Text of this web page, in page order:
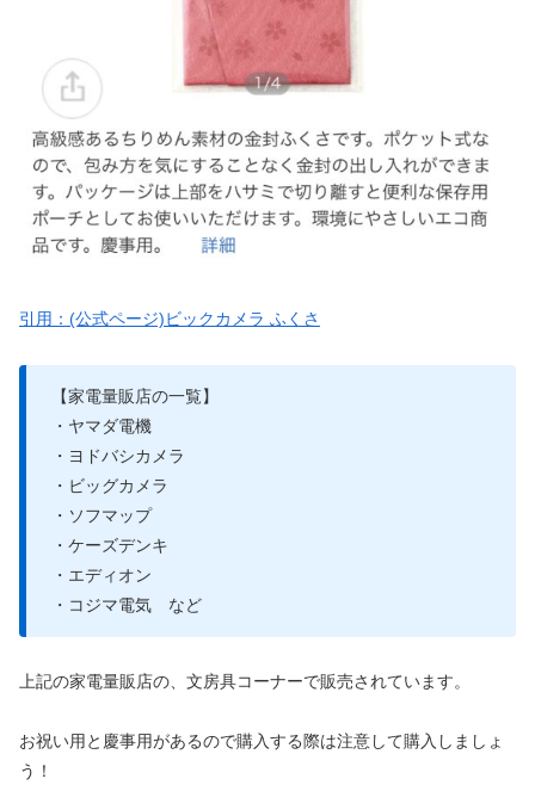
引用：(公式ページ)ビックカメラ ふくさ
【家電量販店の一覧】
・ヤマダ電機
・ヨドバシカメラ
・ビッグカメラ
・ソフマップ
・ケーズデンキ
・エディオン
・コジマ電気 など
上記の家電量販店の、文房具コーナーで販売されています。
お祝い用と慶事用があるので購入する際は注意して購入しましょ
う！